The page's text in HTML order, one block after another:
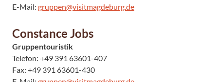
E-Mail: gruppen@visitmagdeburg.de
Constance Jobs
Gruppentouristik
Telefon: +49 391 63601-407
Fax: +49 391 63601-430